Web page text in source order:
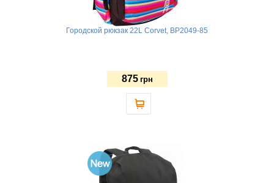
Городской рюкзак 22L Corvet, BP2049-85
875 грн